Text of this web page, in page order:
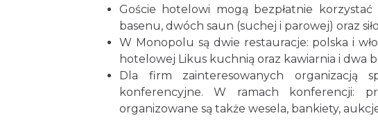
Goście hotelowi mogą bezpłatnie
basenu, dwóch saun (suchej i parowej) oraz
W Monopolu są dwie restauracje: polska i
hotelowej Likus kuchnią oraz kawiarnia i dwa
Dla firm zainteresowanych organizacją
konferencyjne. W ramach konferencji:
organizowane są także wesela, bankiety,